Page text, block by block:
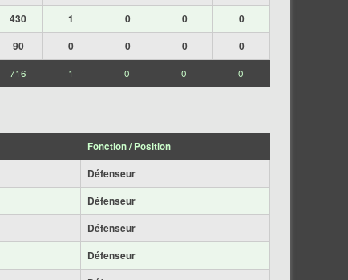
430 1 0 0
0
90 0 0 0 0
716 1 0 0 0
Fonction / Position
Défenseur
Défenseur
Défenseur
Défenseur